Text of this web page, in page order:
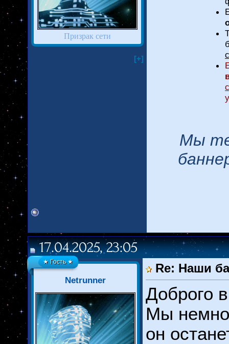
Призрак сети
[+]
Мы
17.04.2025, 23:05
Netrunner
★ Гость ★ Re: Наши
Доброго
Мы
он